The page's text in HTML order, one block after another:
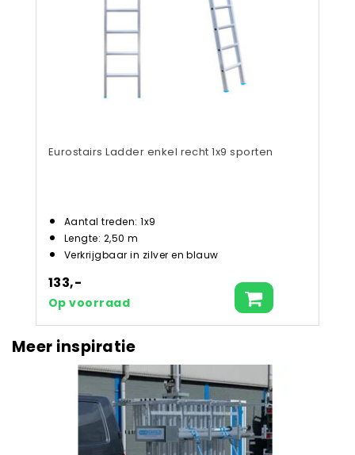
Eurostairs Ladder enkel recht 1x9 sporten
Aantal treden: 1x9
Lengte: 2,50 m
Verkrijgbaar in zilver en blauw
133,-
Op voorraad
Meer inspiratie